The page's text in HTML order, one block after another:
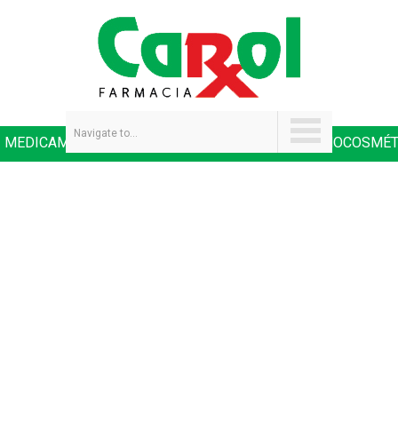
Navigate to...
MEDICAMENTOS